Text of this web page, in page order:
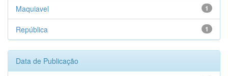
1
Maquiavel
1
República
Data de Publicação